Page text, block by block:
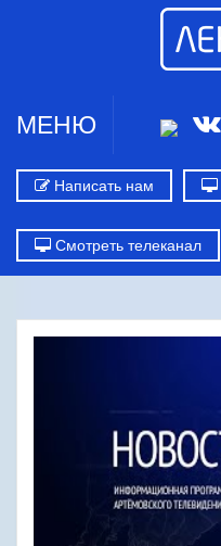
МЕНЮ
Написать нам
Смотреть телеканал